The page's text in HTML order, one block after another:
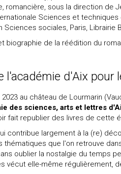
romancière, sous la direction de
Sciences et
Sciences sociales, Paris, Librairie
biographie de la réédition du
l'académie d'Aix pour
2023 au château de Lourmarin
des sciences, arts et lettres
fait republier des livres de cette
contribue largement à la (re)
thématiques que l'on retrouve
oublier la nostalgie du temps
vécut elle-même régulièrement,